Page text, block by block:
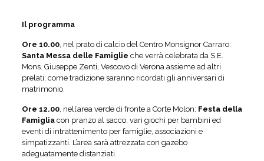
Il programma
Ore 10.00, nel prato di calcio del Centro Monsignor Carraro:
Santa Messa delle Famiglie che verrà celebrata da S.E.
Mons. Giuseppe Zenti, Vescovo di Verona assieme ad altri
prelati; come tradizione saranno ricordati gli anniversari di
matrimonio.
Ore 12.00, nell’area verde di fronte a Corte Molon: Festa della
Famigliacon pranzo al sacco, vari giochi per bambini ed
eventi di intrattenimento per famiglie, associazioni e
simpatizzanti. L’area sarà attrezzata con gazebo
adeguatamente distanziati.